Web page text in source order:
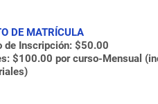
DE MATRÍCULA
de Inscripción: $50.00
$100.00 por curso-Mensual